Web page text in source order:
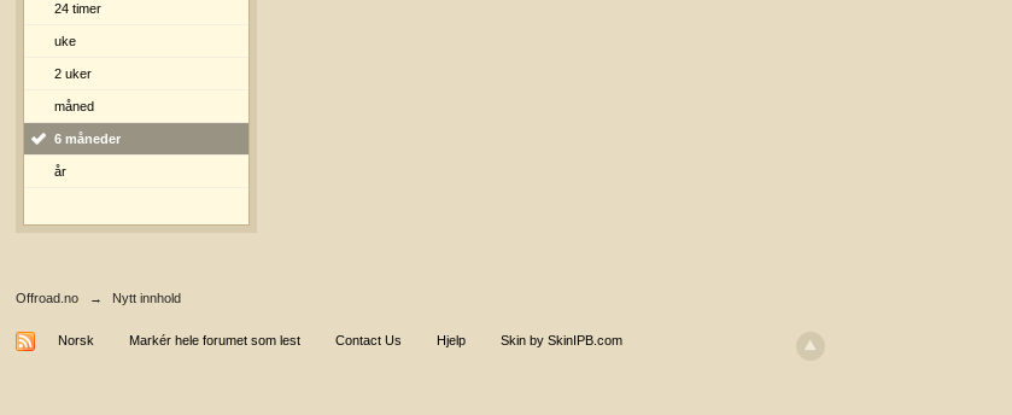
24 timer
uke
2 uker
måned
6 måneder
år
Offroad.no → Nytt innhold
Norsk Markér hele forumet som lest Contact Us Hjelp Skin by SkinIPB.com